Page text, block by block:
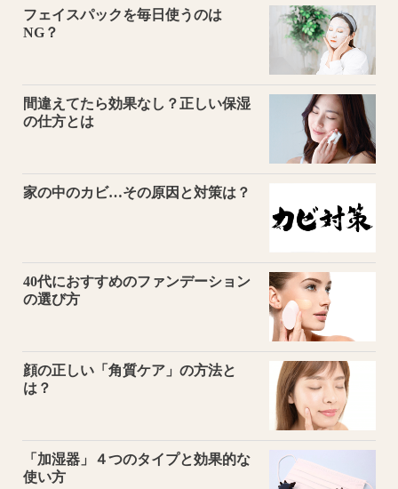
フェイスパックを毎日使うのは
NG？
間違えてたら効果なし？正しい保湿
の仕方とは
家の中のカビ…その原因と対策は？
40代におすすめのファンデーション
の選び方
顔の正しい「角質ケア」の方法と
は？
「加湿器」４つのタイプと効果的な
使い方